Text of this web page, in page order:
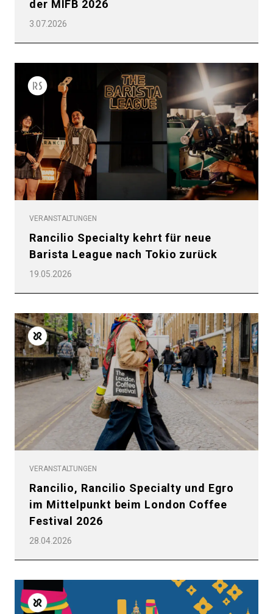
der MIFB 2026
3.07.2026
VERANSTALTUNGEN
Rancilio Specialty kehrt für neue
Barista League nach Tokio zurück
19.05.2026
VERANSTALTUNGEN
Rancilio, Rancilio Specialty und Egro
im Mittelpunkt beim London Coffee
Festival 2026
28.04.2026